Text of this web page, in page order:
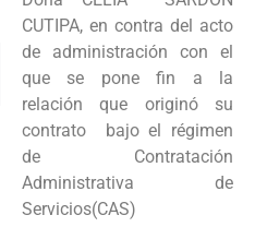
CUTIPA, en contra del acto
de administración con el
que se pone fin a la
relación que originó su
contrato bajo el régimen
de Contratación
Administrativa de
Servicios(CAS)